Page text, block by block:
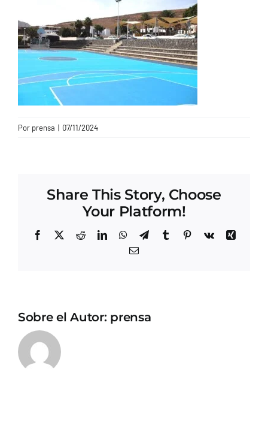
Por prensa | 07/11/2024
Share This Story, Choose
Your Platform!
Facebook
X RedditLinkedInWhatsApp
TelegramTumblrPinterest
Vk
Xing
Correo
Sobre el Autor: prensa